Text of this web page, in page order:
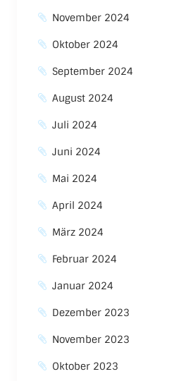
November 2024
Oktober 2024
September 2024
August 2024
Juli 2024
Juni 2024
Mai 2024
April 2024
März 2024
Februar 2024
Januar 2024
Dezember 2023
November 2023
Oktober 2023